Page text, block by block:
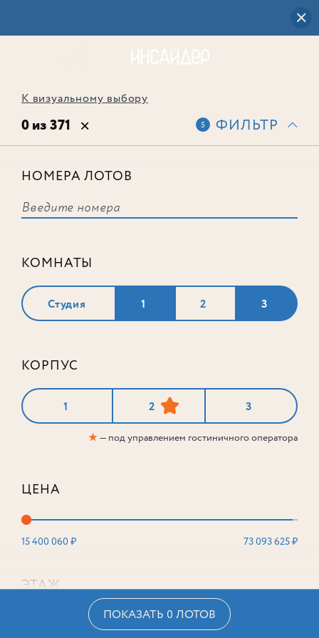
К визуальному выбору
0 из 371 5 ФИЛЬТР
НОМЕРА ЛОТОВ
КОМНАТЫ
Студия 1 2 3
КОРПУС
1 2 3
★— под управлением гостиничного оператора
ЦЕНА
15 400 060 ₽ 73 093 625 ₽
ЭТАЖ
ПОКАЗАТЬ 0 ЛОТОВ
соответствует ни одного лота